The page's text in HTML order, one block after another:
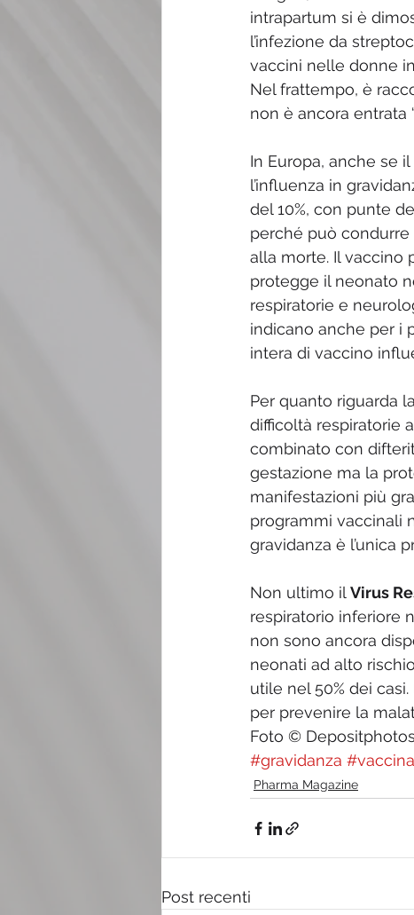
intrapartum si è
l’infezione da
vaccini nelle donne
Nel frattempo, è
non è ancora entrata
In Europa, anche se
l’influenza in
del 10%, con punte
perché può condurre
alla morte. Il vaccino
protegge il neonato
respiratorie e
indicano anche per i
intera di vaccino
Per quanto riguarda la
difficoltà respiratorie
combinato con
gestazione ma la
manifestazioni più
programmi vaccinali
gravidanza è l’unica
Non ultimo il Virus
respiratorio inferiore
non sono ancora
neonati ad alto
utile nel 50% dei
per prevenire la
Foto ©
#gravidanza
Pharma Magazine
Post recenti